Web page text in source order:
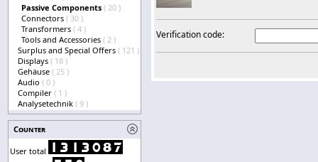
Passive Components ( 20 )
Connectors ( 30 )
Transformers ( 4 )
Tools and Accessories ( 2 )
Surplus and Special Offers ( 121 )
Displays ( 18 )
Gehäuse ( 25 )
Audio ( 0 )
Compiler ( 1 )
Analysetechnik ( 9 )
Counter
User total
Verification code: